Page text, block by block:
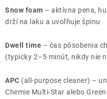
Snow foam – aktívna pena,
drží na laku a uvoľňuje špinu
Dwell time – čas pôsobenia
(typicky 2–5 minút, nikdy nie
APC (all-purpose cleaner) –
Chemie Multi-Star alebo